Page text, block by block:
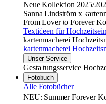
Neue Kollektion 2025/
Sanna Lindström x
From Lover to Forever
Textideen für
kartenmacherei
kartenmacherei
Unser Service
Gestaltungsservice
Fotobuch
Alle Fotobücher
NEU: Summer Forever